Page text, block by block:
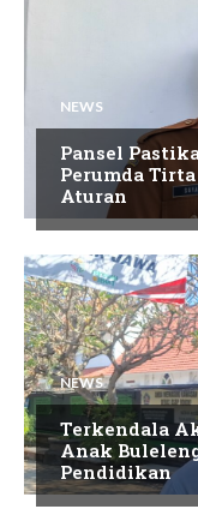
NEWS
Pansel
Perumda
Aturan
NEWS
Terkendala
Anak
Pendidikan